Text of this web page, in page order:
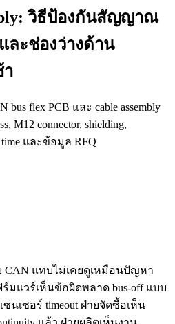
วิธีป้องกันสัญญาณ
ละช่องว่างด้าน
า
flex PCB และ cable assembly
M12 connector, shielding,
time และข้อมูล RFQ
CAN แทบไม่เคยดูเหมือนปัญหา
มแวร์เห็นข้อผิดพลาด bus-off แบบ
เซอร์ timeout ฝ่ายจัดซื้อเห็น